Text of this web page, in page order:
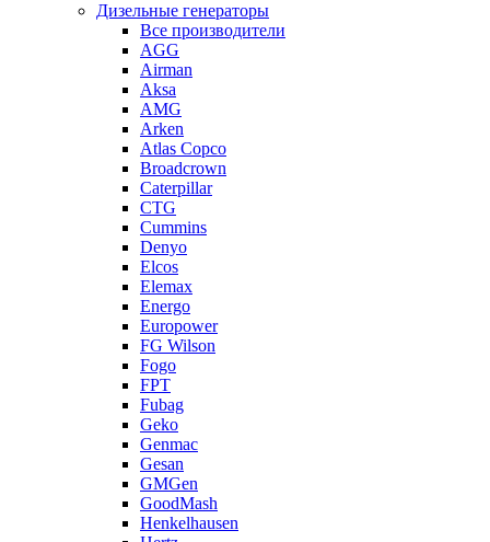
Дизельные генераторы
Все производители
AGG
Airman
Aksa
AMG
Arken
Atlas Copco
Broadcrown
Caterpillar
CTG
Cummins
Denyo
Elcos
Elemax
Energo
Europower
FG Wilson
Fogo
FPT
Fubag
Geko
Genmac
Gesan
GMGen
GoodMash
Henkelhausen